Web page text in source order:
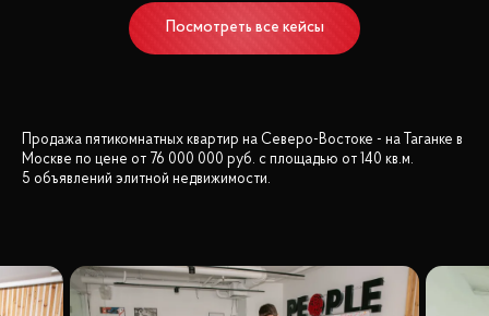
Посмотреть все кейсы
Продажа пятикомнатных квартир на Северо-Востоке - на Таганке в
Москве по цене от 76 000 000 руб. с площадью от 140 кв.м.
5 объявлений элитной недвижимости.